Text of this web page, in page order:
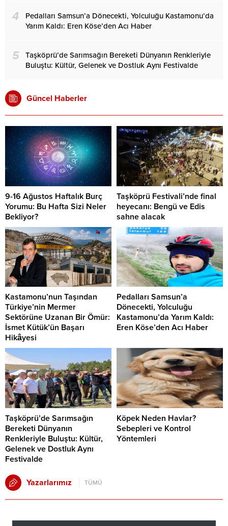
4
Pedalları Samsun’a Dönecekti, Yolculuğu Kastamonu’da
Yarım Kaldı: Eren Köse’den Acı Haber
5
Taşköprü’de Sarımsağın Bereketi Dünyanın Renkleriyle
Buluştu: Kültür, Gelenek ve Dostluk Aynı Festivalde
Güncel Haberler
9-16 Ağustos Haftalık Burç
Yorumu: Bu Hafta Sizi Neler
Bekliyor?
Taşköprü Festivali’nde final
heyecanı: Bengü ve Edis
sahne alacak
Kastamonu’nun Taşından
Türkiye’nin Mermer
Sektörüne Uzanan Bir Ömür:
İsmet Kütük’ün Başarı
Hikâyesi
Pedalları Samsun’a
Dönecekti, Yolculuğu
Kastamonu’da Yarım Kaldı:
Eren Köse’den Acı Haber
Taşköprü’de Sarımsağın
Bereketi Dünyanın
Renkleriyle Buluştu: Kültür,
Gelenek ve Dostluk Aynı
Festivalde
Köpek Neden Havlar?
Sebepleri ve Kontrol
Yöntemleri
Yazarlarımız TÜMÜ